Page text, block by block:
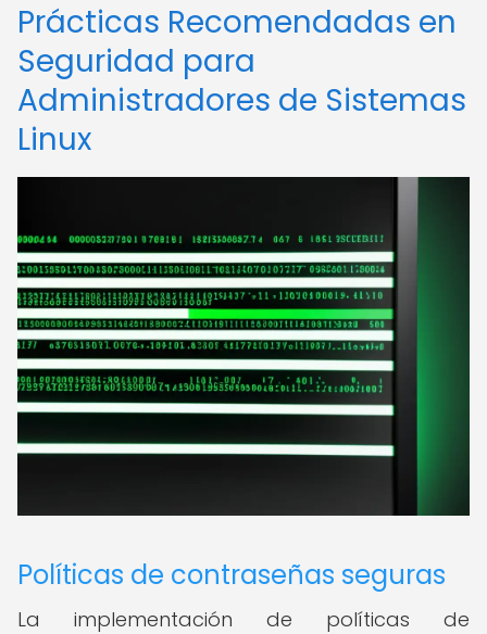
Prácticas Recomendadas en
Seguridad para
Administradores de Sistemas
Linux
Políticas de contraseñas seguras
La implementación de políticas de